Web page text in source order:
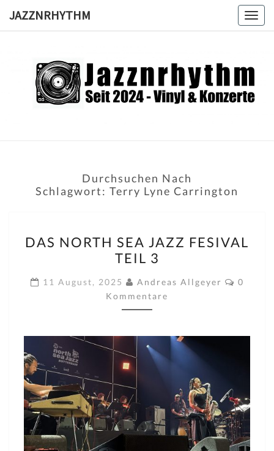
JAZZNRHYTHM
Seit
2024 –
Durchsuchen Nach
Schlagwort: Terry Lyne Carrington
NORTH
SEA
JAZZ
FESIVAL
TEIL
DAS NORTH SEA JAZZ FESIVAL
TEIL 3
11 August, 2025 Andreas Allgeyer
0
Kommentare